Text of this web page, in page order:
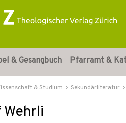
& Gesangbuch Pfarramt &
& Studium Sekundärliteratur
Wehrli